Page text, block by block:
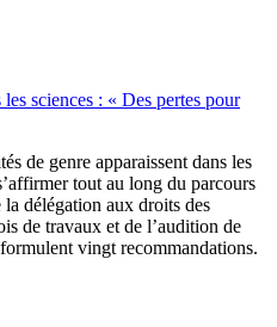
sciences : « Des pertes pour
de genre apparaissent dans les
tout au long du parcours
délégation aux droits des
de travaux et de l’audition de
vingt recommandations.